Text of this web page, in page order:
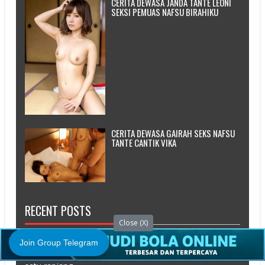
SEKSI PEMUAS NAFSU BIRAHIKU
CERITA DEWASA GAIRAH SEKS NAFSU
TANTE CANTIK VIKA
RECENT POSTS
Cerita Dewasa Kuperkosa Cewe Yang Baru Aku Kenal
Cerita Dewasa Kenikmatan bersama dua pria dalam
Close (X)
Join Group Telegram